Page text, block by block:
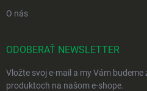
O nás
ODOBERAŤ NEWSLETTER
Vložte svoj e-mail a my Vám
produktoch na našom e-shope.